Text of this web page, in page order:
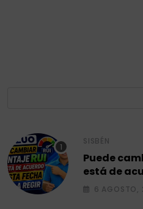
SISBÉN
Puede
está de
fecha
6 AGOSTO,